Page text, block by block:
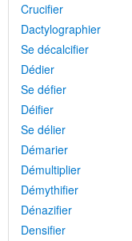
Crucifier
Dactylographier
Se décalcifier
Dédier
Se défier
Déifier
Se délier
Démarier
Démultiplier
Démythifier
Dénazifier
Densifier